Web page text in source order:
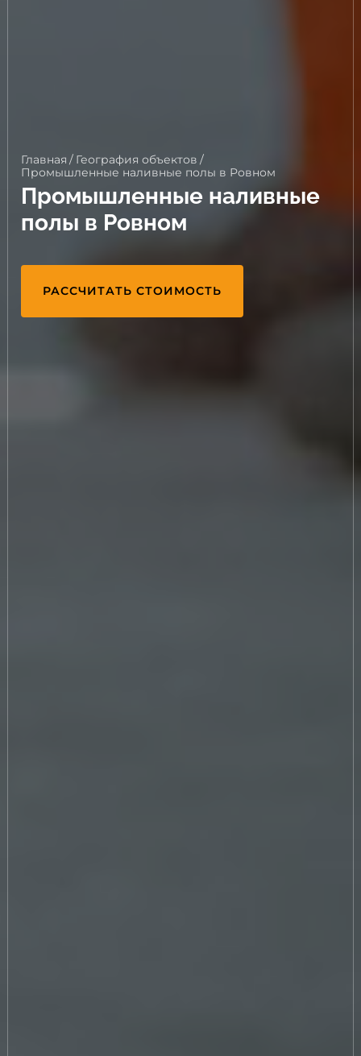
Главная / География объектов /
Промышленные наливные полы в Ровном
Промышленные наливные
полы в Ровном
РАССЧИТАТЬ СТОИМОСТЬ